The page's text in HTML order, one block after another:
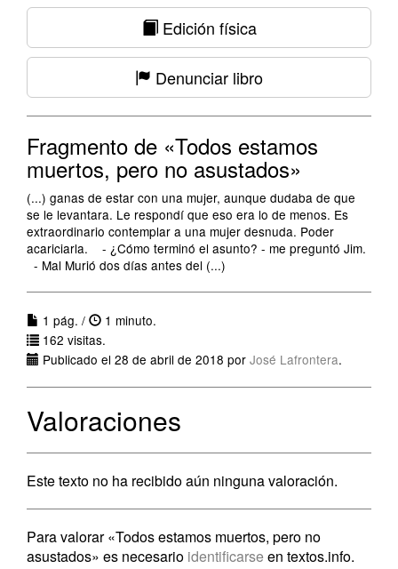
Edición física
Denunciar libro
Fragmento de «Todos estamos
muertos, pero no asustados»
(...) ganas de estar con una mujer, aunque dudaba de que
se le levantara. Le respondí que eso era lo de menos. Es
extraordinario contemplar a una mujer desnuda. Poder
acariciarla. - ¿Cómo terminó el asunto? - me preguntó Jim.
- Mal Murió dos días antes del (...)
1 pág. /
1 minuto.
162 visitas.
Publicado el 28 de abril de 2018 por José Lafrontera.
Valoraciones
Este texto no ha recibido aún ninguna valoración.
Para valorar «Todos estamos muertos, pero no
asustados» es necesario identificarse en textos.info.